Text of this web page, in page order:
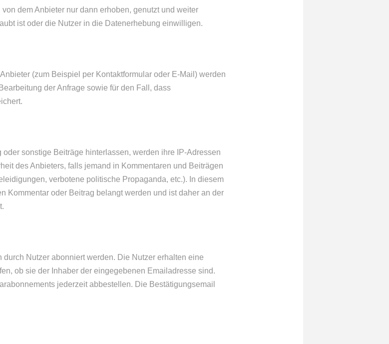
dem Anbieter nur dann erhoben, genutzt und weiter
ist oder die Nutzer in die Datenerhebung einwilligen.
(zum Beispiel per Kontaktformular oder E-Mail) werden
der Anfrage sowie für den Fall, dass
sonstige Beiträge hinterlassen, werden ihre IP-Adressen
des Anbieters, falls jemand in Kommentaren und Beiträgen
verbotene politische Propaganda, etc.). In diesem
Kommentar oder Beitrag belangt werden und ist daher an der
durch Nutzer abonniert werden. Die Nutzer erhalten eine
ob sie der Inhaber der eingegebenen Emailadresse sind.
jederzeit abbestellen. Die Bestätigungsemail